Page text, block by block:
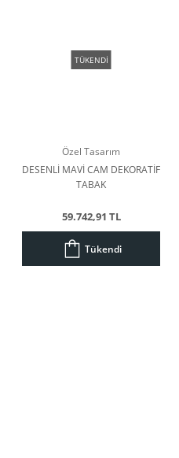
TÜKENDİ
Özel Tasarım
DESENLİ MAVİ CAM DEKORATİF
TABAK
59.742,91 TL
Tükendi